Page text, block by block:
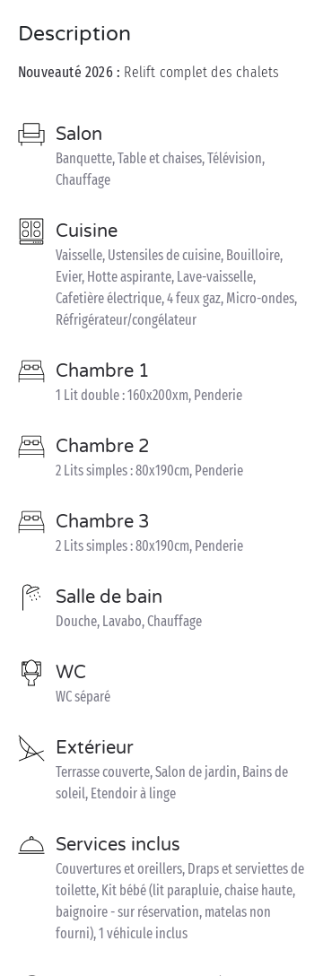
Description
Nouveauté 2026 : Relift complet des chalets
Salon
Banquette, Table et chaises, Télévision,
Chauffage
Cuisine
Vaisselle, Ustensiles de cuisine, Bouilloire,
Evier, Hotte aspirante, Lave-vaisselle,
Cafetière électrique, 4 feux gaz, Micro-ondes,
Réfrigérateur/congélateur
Chambre 1
1 Lit double : 160x200xm, Penderie
Chambre 2
2 Lits simples : 80x190cm, Penderie
Chambre 3
2 Lits simples : 80x190cm, Penderie
Salle de bain
Douche, Lavabo, Chauffage
WC
WC séparé
Extérieur
Terrasse couverte, Salon de jardin, Bains de
soleil, Etendoir à linge
Services inclus
Couvertures et oreillers, Draps et serviettes de
toilette, Kit bébé (lit parapluie, chaise haute,
baignoire - sur réservation, matelas non
fourni), 1 véhicule inclus